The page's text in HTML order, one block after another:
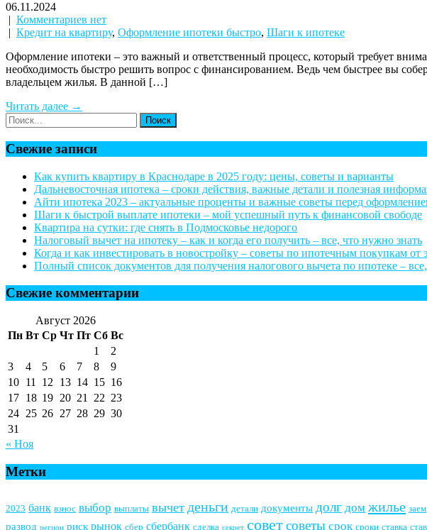
06.11.2024
| Комментариев нет
| Кредит на квартиру, Оформление ипотеки быстро, Шаги к ипотеке
Оформление ипотеки – это важный и ответственный процесс, который требует
необходимость быстро решить вопрос с финансированием. Ведь чем быстрее вы
владельцем жилья. В данной […]
Читать далее →
Свежие записи
Как купить квартиру в Краснодаре в 2025 году: цены, советы и варианты
Дальневосточная ипотека – сроки действия, важные детали и полезная
Айти ипотека 2023 – актуальные проценты и важные советы перед
Шаги к быстрой выплате ипотеки – мой успешный путь к финансовой свободе
Квартира на сутки: где снять в Подмосковье недорого
Налоговый вычет на ипотеку – как и когда его получить – все, что нужно знать
Когда и как инвестировать в новостройку – советы по ипотечным покупкам от
Полный список документов для получения налогового вычета по ипотеке –
Свежие комментарии
Август 2026
Пн Вт Ср Чт Пт Сб Вс
1
2
3
4 5 6 7 8
9
10 11 12 13 14 15 16
17 18 19 20 21 22 23
24 25 26 27 28 29 30
31
« Ноя
Метки
2023 банк взнос выбор выплаты вычет деньги детали документы долг дом жилье заем
развод регион риск рынок сбер сбербанк сделка секрет советсоветы срок сроки ставка